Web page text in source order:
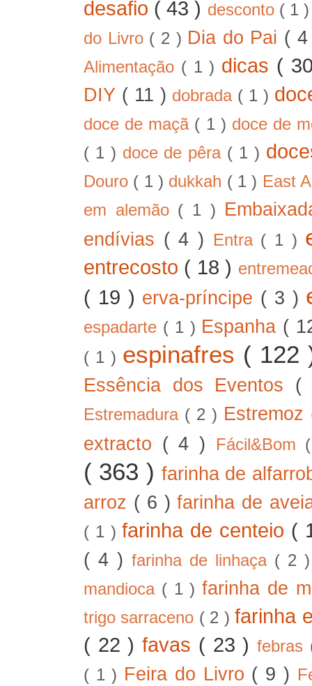
desafio ( 43 ) desconto ( 1
do Livro ( 2 ) Dia do Pai (
Alimentação ( 1 ) dicas (
DIY ( 11 ) dobrada ( 1 )
doce de maçã ( 1 ) doce de
( 1 ) doce de pêra ( 1 )
Douro ( 1 ) dukkah ( 1 ) East
em alemão ( 1 )
endívias ( 4 ) Entra ( 1 )
entrecosto ( 18 )
( 19 ) erva-príncipe ( 3 )
espadarte ( 1 ) Espanha (
( 1 ) espinafres (
Essência dos Eventos (
Estremadura ( 2 ) Estremoz
extracto ( 4 ) Fácil&Bom
( 363 )farinha de
arroz ( 6 )farinha de
( 1 )farinha de centeio (
( 4 ) farinha de linhaça ( 2
mandioca ( 1 )farinha de
trigo sarraceno ( 2 )farinha
( 22 )favas ( 23 ) febras
( 1 ) Feira do Livro ( 9 )